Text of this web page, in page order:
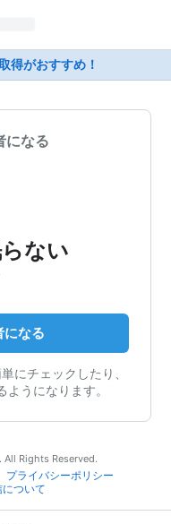
得がおすすめ！
になる
ない
になる
にチェックしたり、
うになります。
Rights Reserved.
プライバシーポリシー
ついて